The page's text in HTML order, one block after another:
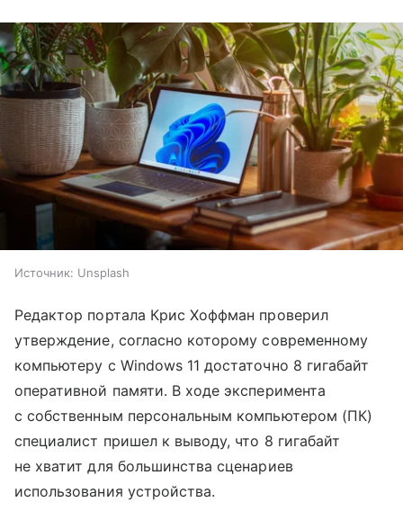
Источник: Unsplash
Редактор портала Крис Хоффман проверил
утверждение, согласно которому современному
компьютеру с Windows 11 достаточно 8 гигабайт
оперативной памяти. В ходе эксперимента
с собственным персональным компьютером (ПК)
специалист пришел к выводу, что 8 гигабайт
не хватит для большинства сценариев
использования устройства.